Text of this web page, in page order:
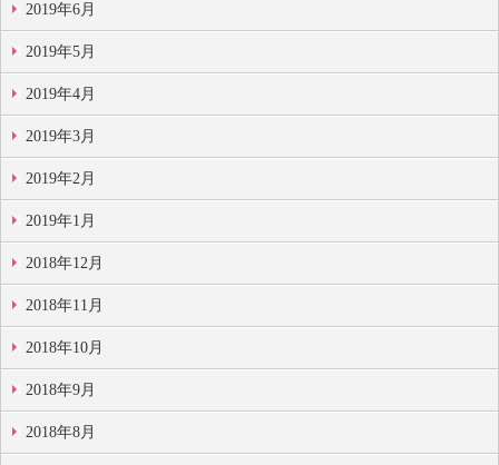
2019年6月
2019年5月
2019年4月
2019年3月
2019年2月
2019年1月
2018年12月
2018年11月
2018年10月
2018年9月
2018年8月